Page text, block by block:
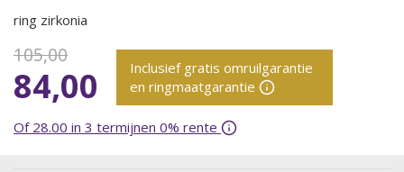
ring zirkonia
105,00
84,00
Inclusief gratis omruilgarantie
en ringmaatgarantie
Of 28.00 in 3 termijnen 0% rente